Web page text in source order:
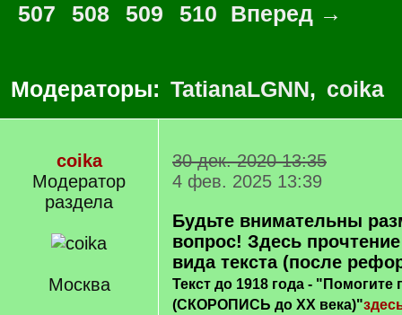
507
508 509 510 Вперед →
Модераторы: TatianaLGNN, coika
coika
Модератор
раздела
Москва
30 дек. 2020 13:35
4 фев. 2025 13:39
Будьте внимательны
вопрос! Здесь
вида текста (после
Текст до 1918 года - "Помогите
(СКОРОПИСЬ до ХХ века)"